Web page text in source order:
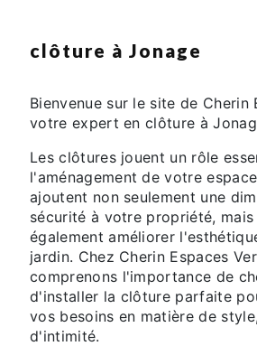
clôture à Jonage
Bienvenue sur le site de Cherin
votre expert en clôture à
Les clôtures jouent un rôle
l'aménagement de votre
ajoutent non seulement une
sécurité à votre propriété, mais
également améliorer
jardin. Chez Cherin Espaces
comprenons l'importance de
d'installer la clôture parfaite
vos besoins en matière de
d'intimité.